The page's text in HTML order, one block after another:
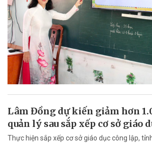
Lâm Đồng dự kiến giảm hơn
quản lý sau sắp xếp cơ sở giáo
Thực hiện sắp xếp cơ sở giáo dục công lập,